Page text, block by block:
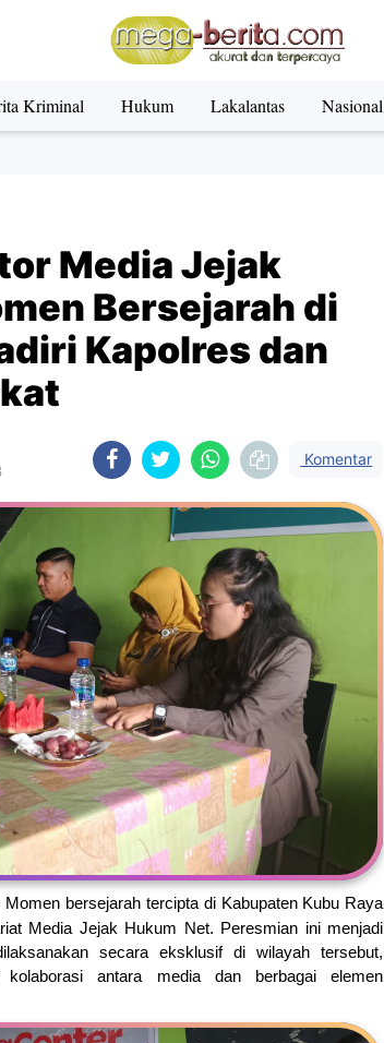
Kriminal Hukum Lakalantas Nasional
Media Jejak
Bersejarah di
Kapolres dan
Komentar
bersejarah tercipta di Kabupaten Kubu Raya
Media Jejak Hukum Net. Peresmian ini menjadi
secara eksklusif di wilayah tersebut,
antara media dan berbagai elemen